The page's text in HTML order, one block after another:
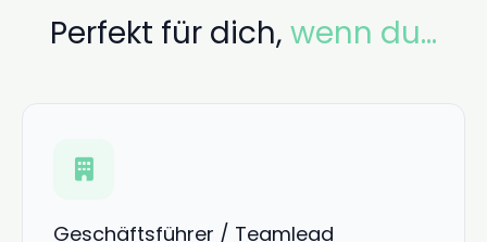
Perfekt für dich, wenn du…
Geschäftsführer / Teamlead